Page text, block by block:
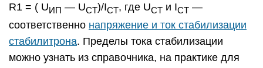
R1 = ( UИП — UСТ)/IСТ, где UСТ и IСТ —
соответственно напряжение и ток стабилизации
стабилитрона. Пределы тока стабилизации
можно узнать из справочника, на практике для